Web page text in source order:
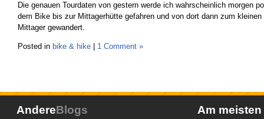
Die genauen Tourdaten von gestern werde ich wahrscheinlich morgen
dem Bike bis zur Mittagerhütte gefahren und von dort dann zum
Mittager gewandert.
Posted in bike & hike 1 Comment »
AndereBlogs Am meisten